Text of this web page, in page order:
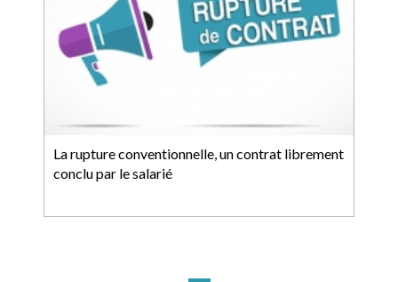
La rupture conventionnelle, un contrat librement
conclu par le salarié